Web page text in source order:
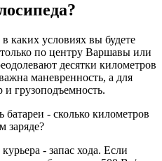
каких условиях вы будете
по центру Варшавы или
десятки километров
маневренность, а для
и грузоподъемность.
батареи - сколько километров
заряде?
- запас хода. Если